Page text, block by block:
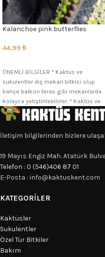
Kalanchoe pink butterflies
44,99 ₺
ÖNEMLİ BİLGİLER * Kaktüs ve
sukulentler dış mekan bitkisi olup
bahçe balkon teras gibi mekanlarda
kolayca yetiştirilebilirler. * Kaktüs ve
İletişim bilgilerinden bizlere
19 Mayıs Engiz Mah. Atatürk
Telefon : 0 (546)406 87 01
E-Posta : info@kaktuskent.com
KATEGORILER
Kaktüsler
Sukulentler
Özel Tür Bitkiler
Bakım